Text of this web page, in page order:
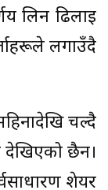
लिन ढिलाइ
लगाउँदै
चल्दै
छैन।
शेयर